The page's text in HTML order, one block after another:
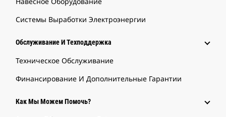
Системы Выработки Электроэнергии
Обслуживание И Техподдержка
Техническое Обслуживание
Финансирование И Дополнительные Гарантии
Как Мы Можем Помочь?